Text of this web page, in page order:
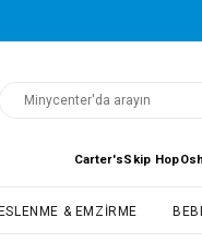
Carter'sSkip Hop
& EMZIRME